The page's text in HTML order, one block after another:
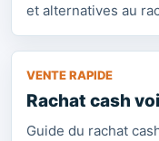
et alternatives au
VENTE RAPIDE
Rachat cash
Guide du rachat